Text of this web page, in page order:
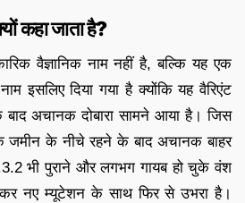
कहा जाता है?
वैज्ञानिक नाम नहीं है, बल्कि यह एक
इसलिए दिया गया है क्योंकि यह वैरिएंट
अचानक दोबारा सामने आया है। जिस
जमीन के नीचे रहने के बाद अचानक बाहर
भी पुराने और लगभग गायब हो चुके वंश
नए म्यूटेशन के साथ फिर से उभरा है।